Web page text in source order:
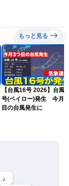
もっと見る
【台風16号 2026】台風
号(ペイロー)発生 今月3
目の台風発生に